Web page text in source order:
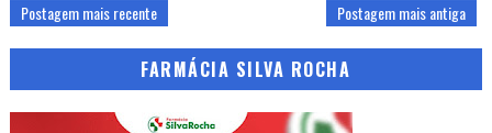
Postagem mais recente Postagem mais antiga
FARMÁCIA SILVA ROCHA